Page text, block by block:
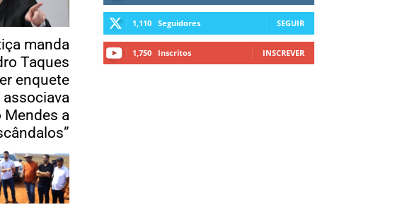
manda
Taques
enquete
associava
Mendes a
1,110 Seguidores SEGUIR
1,750 Inscritos INSCREVER